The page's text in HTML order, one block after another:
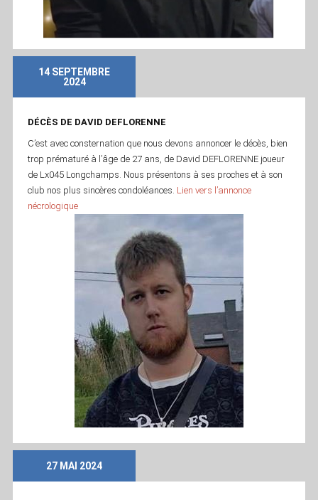
14 SEPTEMBRE
2024
DÉCÈS DE DAVID DEFLORENNE
C’est avec consternation que nous devons annoncer le décès, bien
trop prématuré à l’âge de 27 ans, de David DEFLORENNE joueur
de Lx045 Longchamps. Nous présentons à ses proches et à son
club nos plus sincères condoléances. Lien vers l’annonce
nécrologique
27 MAI 2024